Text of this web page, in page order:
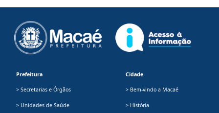
Prefeitura
> Secretarias e Órgãos
> Unidades de Saúde
Cidade
> Bem-vindo a Macaé
> História